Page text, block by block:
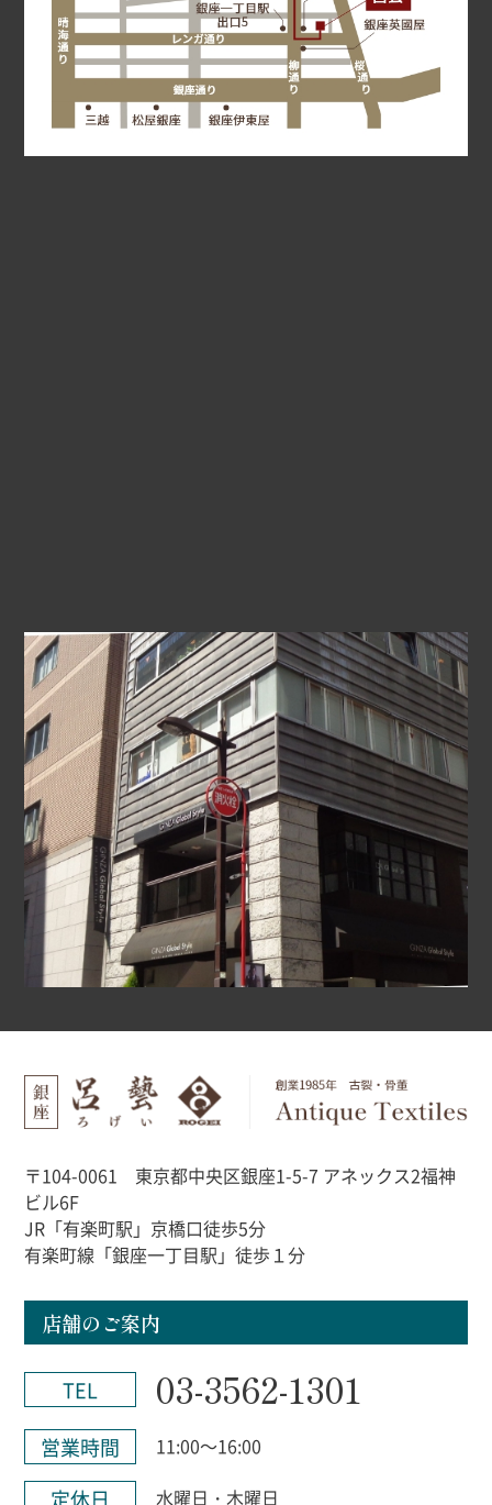
〒104-0061 東京都中央区銀座1-5-7 アネックス2福神
ビル6F
JR「有楽町駅」京橋口徒歩5分
有楽町線「銀座一丁目駅」徒歩１分
店舗のご案内
TEL 03-3562-1301
営業時間 11:00～16:00
定休日 水曜日・木曜日